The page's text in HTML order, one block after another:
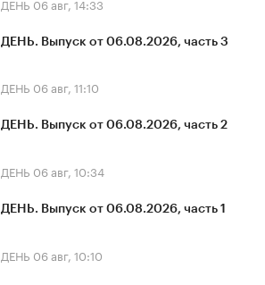
ДЕНЬ. Выпуск от 06.08.2026, часть 3
ДЕНЬ 06 авг, 11:10
ДЕНЬ. Выпуск от 06.08.2026, часть 2
ДЕНЬ 06 авг, 10:34
ДЕНЬ. Выпуск от 06.08.2026, часть 1
ДЕНЬ 06 авг, 10:10